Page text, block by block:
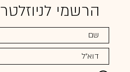
הרשמי לניוזלטר